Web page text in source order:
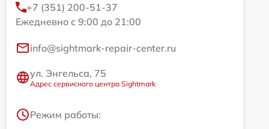
+7 (351) 200-51-37
Ежедневно с 9:00 до 21:00
info@sightmark-repair-center.ru
ул. Энгельса, 75
Адрес сервисного центра Sightmark
Режим работы: